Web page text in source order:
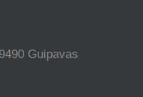
Guipavas